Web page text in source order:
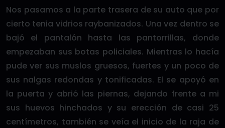
Nos pasamos a la parte trasera de su auto que por
cierto tenia vidrios raybanizados. Una vez dentro se
bajó el pantalón hasta las pantorrillas, donde
empezaban sus botas policiales. Mientras lo hacía
pude ver sus muslos gruesos, fuertes y un poco de
sus nalgas redondas y tonificadas. El se apoyó en
la puerta y abrió las piernas, dejando frente a mi
sus huevos hinchados y su erección de casi 25
centímetros, también se veía el inicio de la raja de